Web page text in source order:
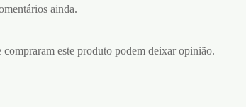
ainda.
este produto podem deixar opinião.